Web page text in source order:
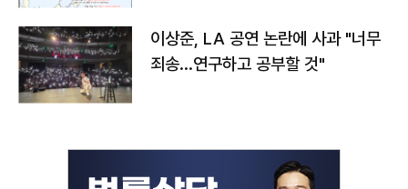
이상준, LA 공연 논란에 사과 "너무
죄송…연구하고 공부할 것"